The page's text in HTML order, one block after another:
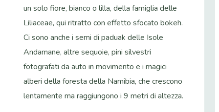
un solo fiore, bianco o lilla, della famiglia delle
Liliaceae, qui ritratto con effetto sfocato bokeh.
Ci sono anche i semi di paduak delle Isole
Andamane, altre sequoie, pini silvestri
fotografati da auto in movimento e i magici
alberi della foresta della Namibia, che crescono
lentamente ma raggiungono i 9 metri di altezza.